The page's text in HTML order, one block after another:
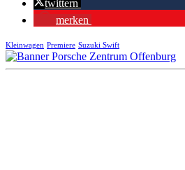
twittern
merken
Kleinwagen Premiere Suzuki Swift